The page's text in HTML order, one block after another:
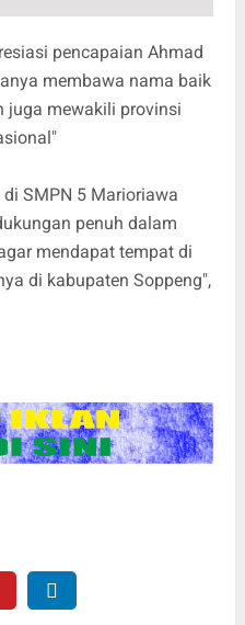
pencapaian Ahmad
membawa nama baik
juga mewakili provinsi
SMPN 5 Marioriawa
penuh dalam
mendapat tempat di
di kabupaten Soppeng",